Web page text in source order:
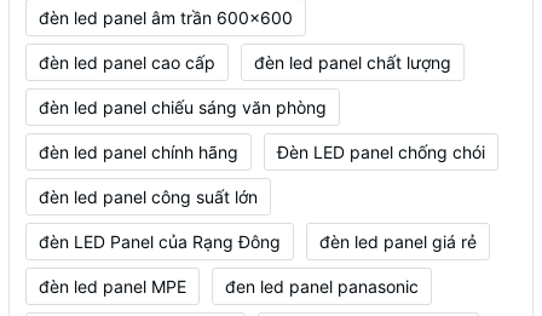
đèn led panel âm trần 600x600
đèn led panel cao cấp đèn led panel chất lượng
đèn led panel chiếu sáng văn phòng
đèn led panel chính hãng Đèn LED panel chống chói
đèn led panel công suất lớn
đèn LED Panel của Rạng Đông đèn led panel giá rẻ
đèn led panel MPE đen led panel panasonic